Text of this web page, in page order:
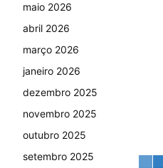
maio 2026
abril 2026
março 2026
janeiro 2026
dezembro 2025
novembro 2025
outubro 2025
setembro 2025